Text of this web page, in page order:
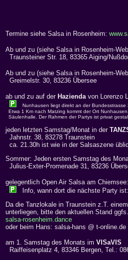
Termine siehe Salsa in Rosenheim:
Ab und zu (siehe Salsa in Rosenheim-
Traunsteiner Str. 18, 83365 Aiging/
Ab und zu (siehe Salsa in Rosenheim-
Greimelstr. 30, 83236 Übersee
ab und zu auf der Hazienda von Lorenzo
Nunhausen liegt direkt an der
Etwa 1 Km nach Matzing kommt der Ort
Säulenhalle. Der Rahmen der Partys ist privat
jeden letzten Samstag/Monat in der
Jahnstr. 38, 83278 Traunstein
ca. 21.30h ist wie in der Salsaszene
Sommer: Jeden ersten Samstag des
Julius-Exter-Promenade 31, 83236
gelegentlich Open Air Salsa am Chiemsee:
Info, wann dort die nächste Party
Da die Tanzlokale in Traunstein z.T.
unterliegen, bitte den aktuellen Stand
salsa-rosenheim.dance
oder beim Hans: salsa-hans @ t-online.de
am 1. Samstag des Monats im VISaVIS
Raiffeisenplatz 4, 83346 Bergen, Tel.: